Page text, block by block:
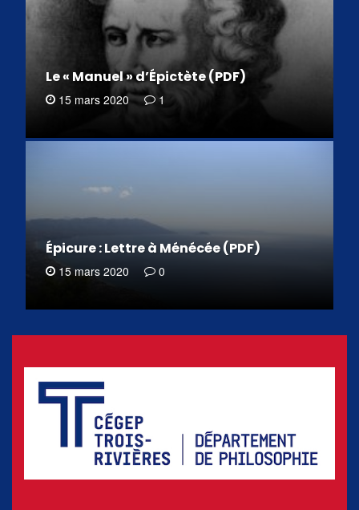
Le « Manuel » d’Épictète (PDF)
15 mars 2020 1
Épicure : Lettre à Ménécée (PDF)
15 mars 2020 0